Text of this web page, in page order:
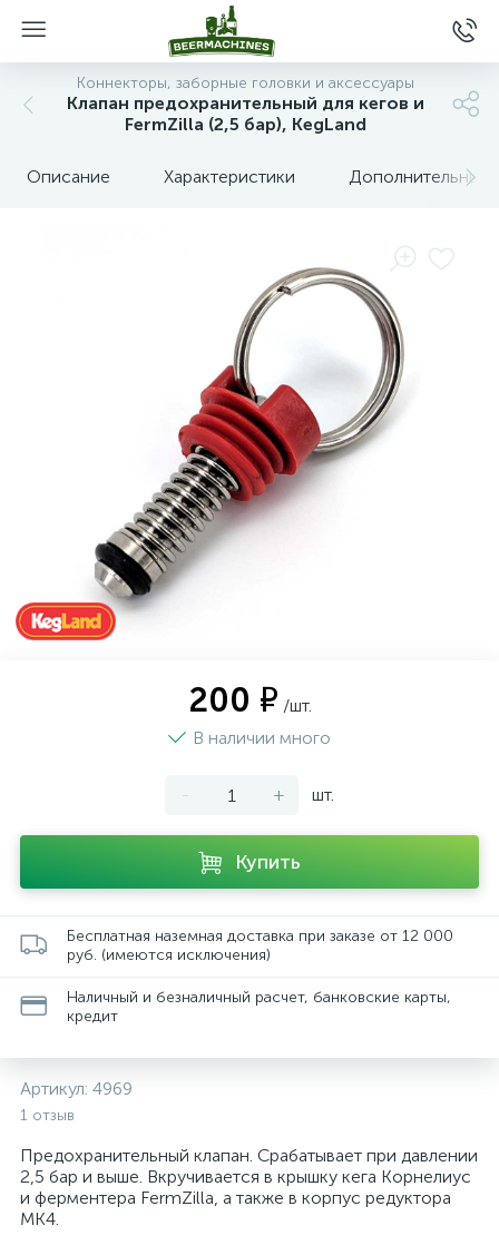
Коннекторы, заборные головки и аксессуары
Клапан предохранительный для кегов и
FermZilla (2,5 бар), KegLand
Описание Характеристики Дополнительные
200 ₽ /шт.
В наличии много
- + шт.
Купить
Бесплатная наземная доставка при заказе от 12 000
руб. (имеются исключения)
Наличный и безналичный расчет, банковские карты,
кредит
Артикул: 4969
1 отзыв
Предохранительный клапан. Срабатывает при давлении
2,5 бар и выше. Вкручивается в крышку кега Корнелиус
и ферментера FermZilla, а также в корпус редуктора
MK4.